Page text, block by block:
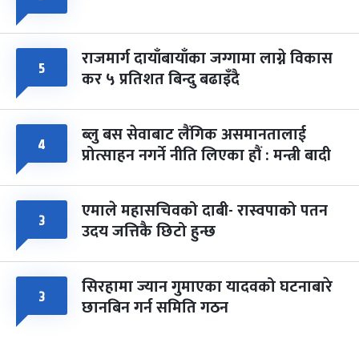
५ राजमार्ग दायाँबायाँका जग्गामा लाग्ने विकास
कर ५ प्रतिशत बिन्दु बढाइँदै
४ ब्लु बस सेवाबाट लैंगिक असमानतालाई
प्रोत्साहन नगर्ने नीति लिएका हौं : मन्त्री बादी
३ एमाले महासचिवको दाबी- रास्वपाको पतन
उदय जत्तिकै छिटो हुन्छ
३ सिरहामा ज्यान गुमाएका यादवको घटनाबारे
छानबिन गर्न समिति गठन